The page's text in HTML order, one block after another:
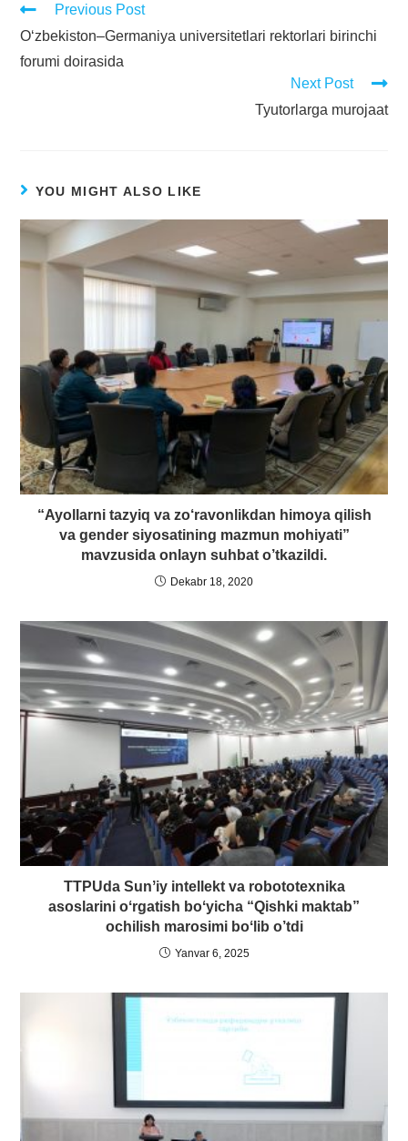
Previous Post
O‘zbekiston–Germaniya universitetlari rektorlari birinchi
forumi doirasida
Next Post
Tyutorlarga murojaat
YOU MIGHT ALSO LIKE
“Ayollarni tazyiq va zo‘ravonlikdan himoya qilish
va gender siyosatining mazmun mohiyati”
mavzusida onlayn suhbat o’tkazildi.
Dekabr 18, 2020
TTPUda Sunʼiy intellekt va robototexnika
asoslarini oʻrgatish boʻyicha “Qishki maktab”
ochilish marosimi boʻlib o’tdi
Yanvar 6, 2025